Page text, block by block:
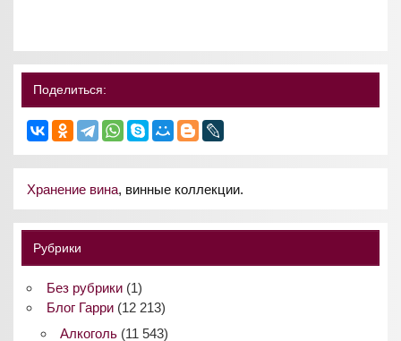
Поделиться:
Хранение вина, винные коллекции.
Рубрики
Без рубрики(1)
Блог Гарри(12 213)
Алкоголь(11 543)